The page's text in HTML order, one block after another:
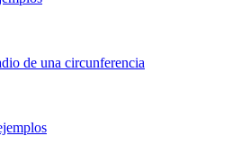
de una circunferencia